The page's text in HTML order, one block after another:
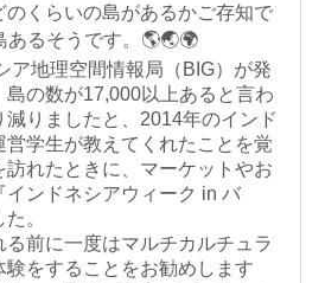
のくらいの島があるかご存知で
あるそうです。🌎🌏🌍
ア地理空間情報局（BIG）が発
の数が17,000以上あると言わ
減りましたと、2014年のインド
営学生が教えてくれたことを覚
訪れたときに、マーケットやお
ンドネシアウィーク in バ
。
前に一度はマルチカルチュラ
験をすることをお勧めします